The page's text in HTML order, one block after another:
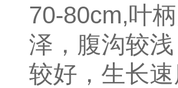
70-80cm,叶
泽，腹沟较
较好，生长